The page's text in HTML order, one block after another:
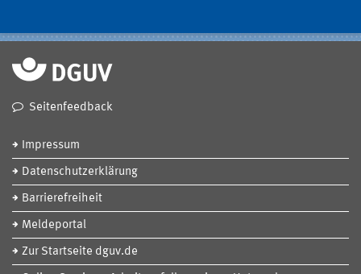
Seitenfeedback
Impressum
Datenschutzerklärung
Barrierefreiheit
Meldeportal
Zur Startseite dguv.de